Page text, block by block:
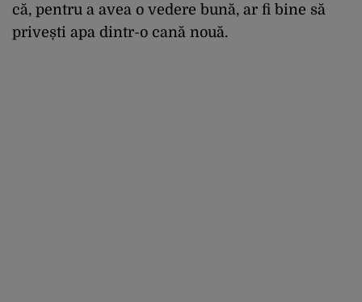
că, pentru a avea o vedere bună, ar fi bine să
privești apa dintr-o cană nouă.